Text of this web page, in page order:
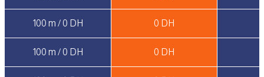
100 m / 0 DH 0 DH
100 m / 0 DH 0 DH